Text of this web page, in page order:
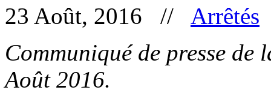
23 Août, 2016 // Arrêtés
Communiqué de presse
Août 2016.